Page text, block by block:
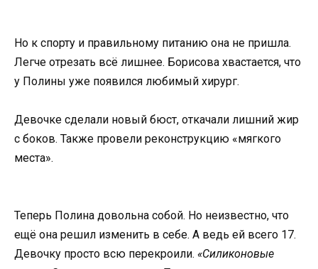
Но к спорту и правильному питанию она не пришла.
Легче отрезать всё лишнее. Борисова хвастается, что
у Полины уже появился любимый хирург.
Девочке сделали новый бюст, откачали лишний жир
с боков. Также провели реконструкцию «мягкого
места».
Теперь Полина довольна собой. Но неизвестно, что
ещё она решил изменить в себе. А ведь ей всего 17.
Девочку просто всю перекроили. «Силиконовые